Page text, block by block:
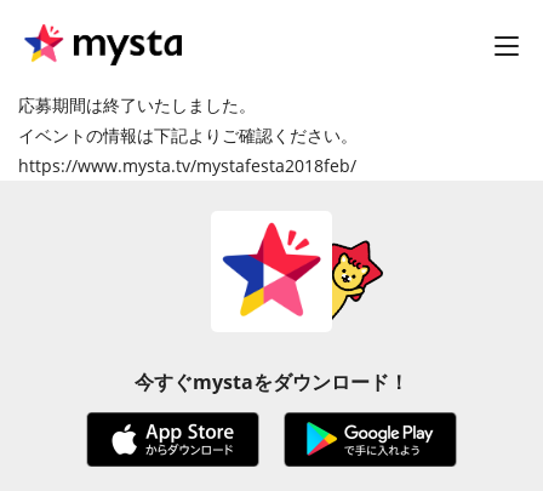
応募期間は終了いたしました。
イベントの情報は下記よりご確認ください。
https://www.mysta.tv/mystafesta2018feb/
今すぐmystaをダウンロード！